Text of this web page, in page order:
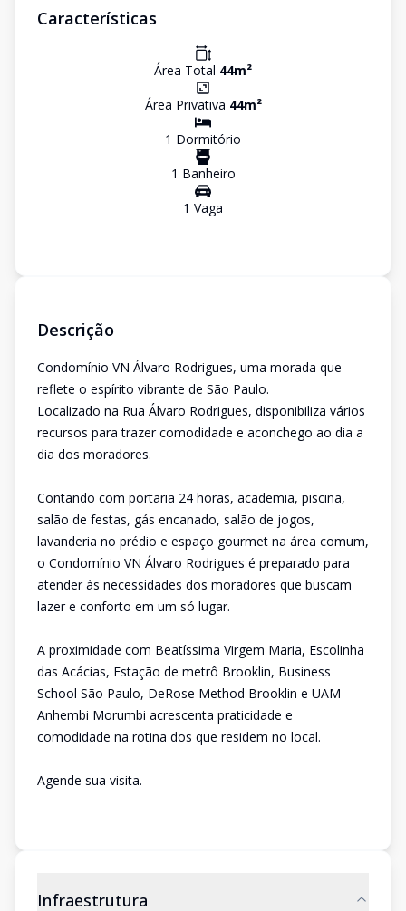
Características
Área Total 44m²
Área Privativa 44m²
1 Dormitório
1 Banheiro
1 Vaga
Descrição
Condomínio VN Álvaro Rodrigues, uma morada que
reflete o espírito vibrante de São Paulo.
Localizado na Rua Álvaro Rodrigues, disponibiliza vários
recursos para trazer comodidade e aconchego ao dia a
dia dos moradores.
Contando com portaria 24 horas, academia, piscina,
salão de festas, gás encanado, salão de jogos,
lavanderia no prédio e espaço gourmet na área comum,
o Condomínio VN Álvaro Rodrigues é preparado para
atender às necessidades dos moradores que buscam
lazer e conforto em um só lugar.
A proximidade com Beatíssima Virgem Maria, Escolinha
das Acácias, Estação de metrô Brooklin, Business
School São Paulo, DeRose Method Brooklin e UAM -
Anhembi Morumbi acrescenta praticidade e
comodidade na rotina dos que residem no local.
Agende sua visita.
Infraestrutura